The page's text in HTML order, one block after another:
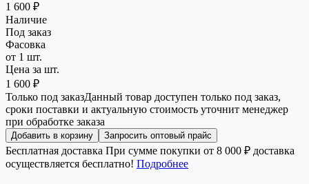
1 600 ₽
Наличие
Под заказ
Фасовка
от 1 шт.
Цена за шт.
1 600 ₽
Только под заказДанный товар доступен только под заказ,
сроки поставки и актуальную стоимость уточнит менеджер
при обработке заказа
Добавить в корзину Запросить оптовый прайс
Бесплатная доставка При сумме покупки от 8 000 ₽ доставка
осуществляется бесплатно! Подробнее